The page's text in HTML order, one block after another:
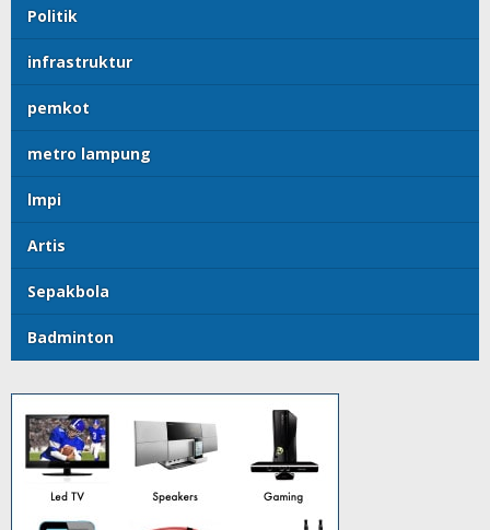
Politik
infrastruktur
pemkot
metro lampung
lmpi
Artis
Sepakbola
Badminton